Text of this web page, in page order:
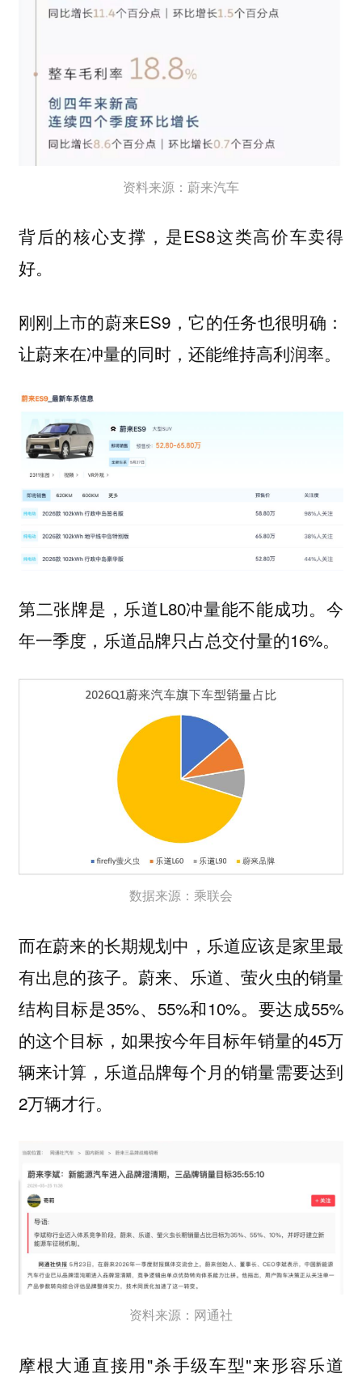
资料来源：蔚来汽车
背后的核心支撑，是ES8这类高价车卖得
好。
刚刚上市的蔚来ES9，它的任务也很明确：
让蔚来在冲量的同时，还能维持高利润率。
第二张牌是，乐道L80冲量能不能成功。今
年一季度，乐道品牌只占总交付量的16%。
数据来源：乘联会
而在蔚来的长期规划中，乐道应该是家里最
有出息的孩子。蔚来、乐道、萤火虫的销量
结构目标是35%、55%和10%。要达成55%
的这个目标，如果按今年目标年销量的45万
辆来计算，乐道品牌每个月的销量需要达到
2万辆才行。
资料来源：网通社
摩根大通直接用"杀手级车型"来形容乐道